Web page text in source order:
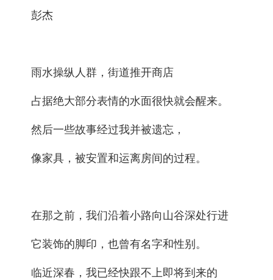
彭杰
雨水操纵人群，街道推开商店
占据绝大部分表情的水面很快就会醒来。
然后一些故事经过我并被遗忘，
像家具，被安置和运离房间的过程。
在那之前，我们沿着小路向山谷深处行进
它装饰的脚印，也曾有名字和性别。
临近深春，我已经快跟不上即将到来的